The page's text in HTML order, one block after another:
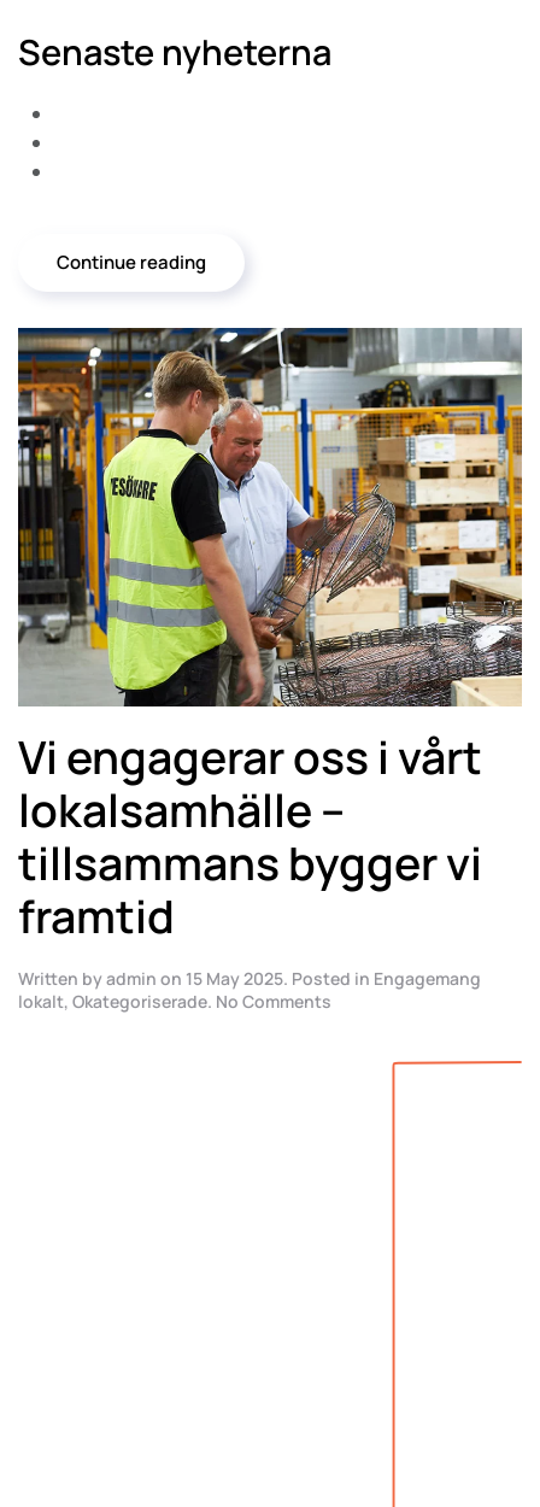
Senaste nyheterna
Continue reading
Vi engagerar oss i vårt
lokalsamhälle –
tillsammans bygger vi
framtid
Written byadmin on 15 May 2025. Posted in Engagemang
lokalt, Okategoriserade. No Comments